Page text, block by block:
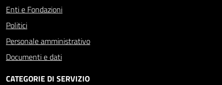
Enti e Fondazioni
Politici
Personale amministrativo
Documenti e dati
CATEGORIE DI SERVIZIO